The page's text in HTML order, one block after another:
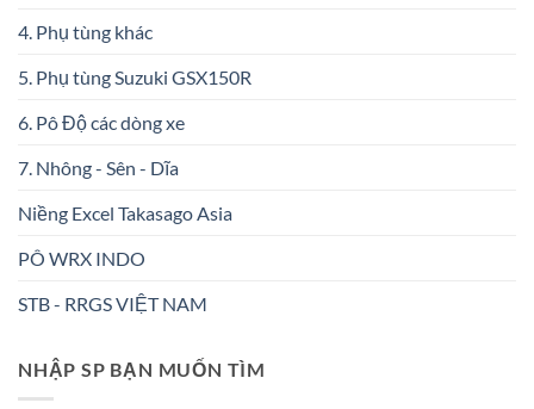
4. Phụ tùng khác
5. Phụ tùng Suzuki GSX150R
6. Pô Độ các dòng xe
7. Nhông - Sên - Dĩa
Niềng Excel Takasago Asia
PÔ WRX INDO
STB - RRGS VIỆT NAM
NHẬP SP BẠN MUỐN TÌM